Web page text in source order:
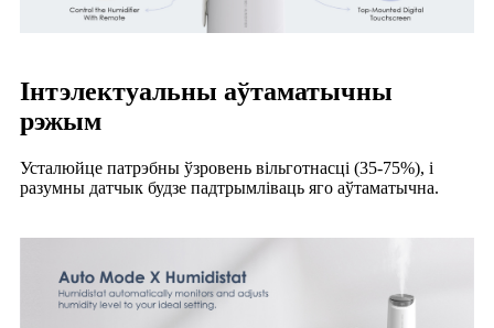
Інтэлектуальны аўтаматычны
рэжым
Усталюйце патрэбны ўзровень вільготнасці (35-75%), і
разумны датчык будзе падтрымліваць яго аўтаматычна.